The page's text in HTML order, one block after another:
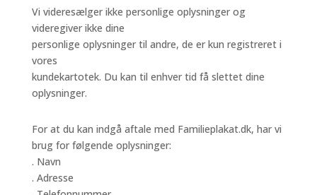
Vi videresælger ikke personlige oplysninger og
videregiver ikke dine
personlige oplysninger til andre, de er kun registreret i
vores
kundekartotek. Du kan til enhver tid få slettet dine
oplysninger.
For at du kan indgå aftale med Familieplakat.dk, har vi
brug for følgende oplysninger:
. Navn
. Adresse